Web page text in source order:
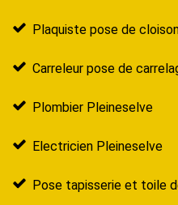
Plaquiste pose de
Carreleur pose de
Plombier Pleineselve
Electricien Pleineselve
Pose tapisserie et toile